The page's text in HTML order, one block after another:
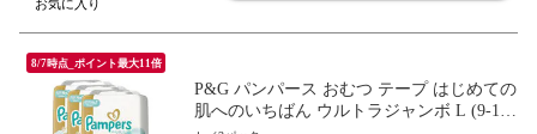
8/7時点_ポイント最大11倍
P&G パンパース おむつ テープ はじめての
肌へのいちばん ウルトラジャンボ L (9-14k